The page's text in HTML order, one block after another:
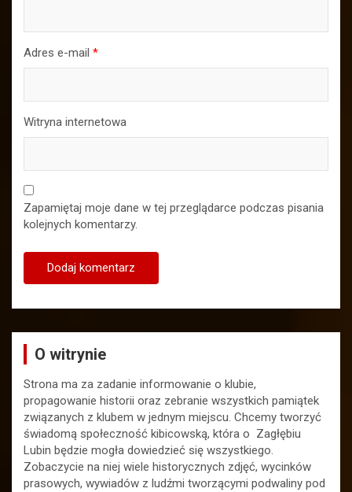
Adres e-mail *
Witryna internetowa
Zapamiętaj moje dane w tej przeglądarce podczas pisania
kolejnych komentarzy.
O witrynie
Strona ma za zadanie informowanie o klubie,
propagowanie historii oraz zebranie wszystkich pamiątek
związanych z klubem w jednym miejscu. Chcemy tworzyć
świadomą społeczność kibicowską, która o Zagłębiu
Lubin będzie mogła dowiedzieć się wszystkiego.
Zobaczycie na niej wiele historycznych zdjęć, wycinków
prasowych, wywiadów z ludźmi tworzącymi podwaliny pod